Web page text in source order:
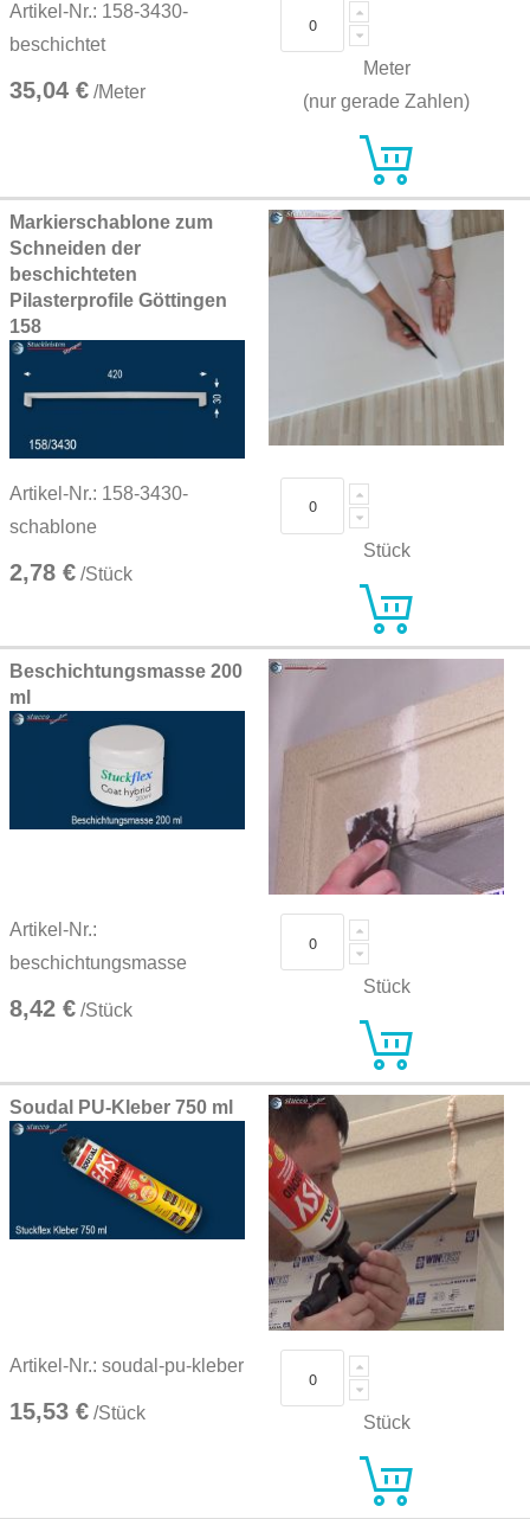
Artikel-Nr.: 158-3430-
beschichtet
35,04 € /Meter
Meter
(nur gerade Zahlen)
Markierschablone zum
Schneiden der
beschichteten
Pilasterprofile Göttingen
158
Artikel-Nr.: 158-3430-
schablone
2,78 € /Stück
Stück
Beschichtungsmasse 200
ml
Artikel-Nr.:
beschichtungsmasse
8,42 € /Stück
Stück
Soudal PU-Kleber 750 ml
Artikel-Nr.: soudal-pu-kleber
15,53 € /Stück Stück